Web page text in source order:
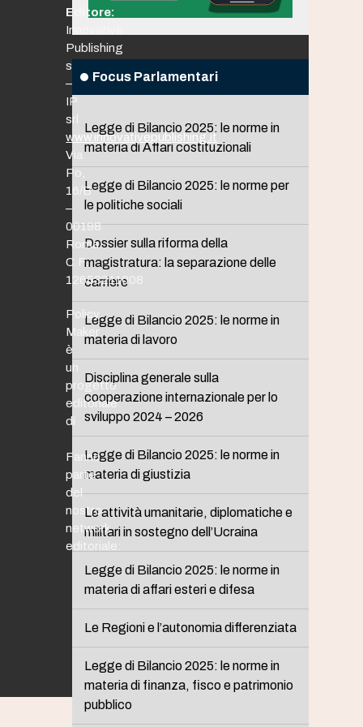
Focus Parlamentari
Legge di Bilancio 2025: le norme in
materia di Affari costituzionali
Legge di Bilancio 2025: le norme per
le politiche sociali
Dossier sulla riforma della
magistratura: la separazione delle
carriere
Legge di Bilancio 2025: le norme in
materia di lavoro
Disciplina generale sulla
cooperazione internazionale per lo
sviluppo 2024 – 2026
Legge di Bilancio 2025: le norme in
materia di giustizia
Le attività umanitarie, diplomatiche e
militari in sostegno dell’Ucraina
Legge di Bilancio 2025: le norme in
materia di affari esteri e difesa
Le Regioni e l’autonomia differenziata
Legge di Bilancio 2025: le norme in
materia di finanza, fisco e patrimonio
pubblico
Editore:
Innovative
Publishing
srl
–
IP
srl
www.innovativepublishing.it
Via
Po,
16/B
–
00198
Roma
C.F.
12653211008
Policy
Maker
è
un
progetto
editoriale
di
Fanno
parte
del
nostro
network
editoriale: